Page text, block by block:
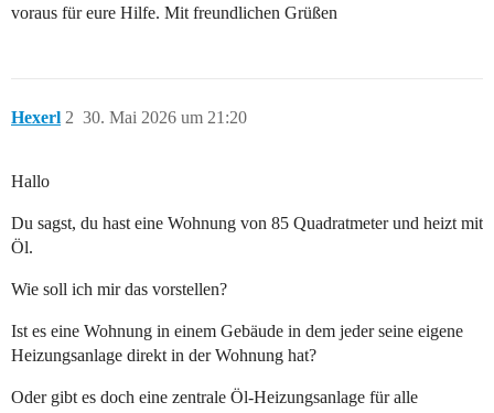
voraus für eure Hilfe. Mit freundlichen Grüßen
Hexerl 30. Mai 2026 um 21:20
2
Hallo
Du sagst, du hast eine Wohnung von 85 Quadratmeter und heizt mit
Öl.
Wie soll ich mir das vorstellen?
Ist es eine Wohnung in einem Gebäude in dem jeder seine eigene
Heizungsanlage direkt in der Wohnung hat?
Oder gibt es doch eine zentrale Öl-Heizungsanlage für alle